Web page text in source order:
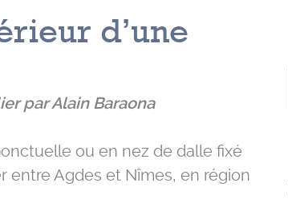
d’une
par Alain Baraona
ou en nez de dalle fixé
entre Agdes et Nîmes, en région